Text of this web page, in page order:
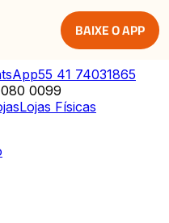
BAIXE O APP
55 41 74031865
0099
Lojas Físicas